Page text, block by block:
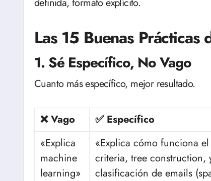
Las 15 Buenas
1. Sé Específico, No Vago
Cuanto más específico, mejor resultado.
❌ Vago
✅ Específico
«Explica
machine
learning»
«Explica cómo funciona
criteria, tree construction,
clasificación de emails